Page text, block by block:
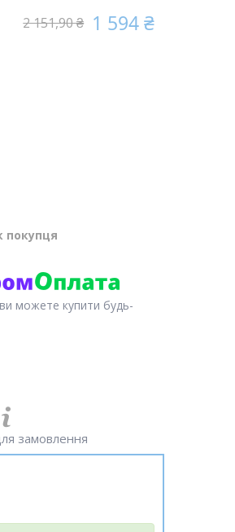
2 151,90 ₴ 1 594 ₴
покупця
ви можете купити будь-
замовлення